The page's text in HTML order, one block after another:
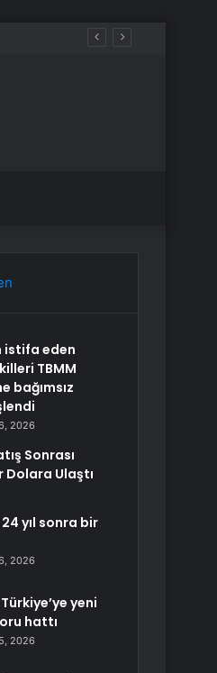
istifa eden
TBMM
bağımsız
2026
Sonrası
Dolara Ulaştı
24 yıl sonra bir
2026
yeni
hattı
2026